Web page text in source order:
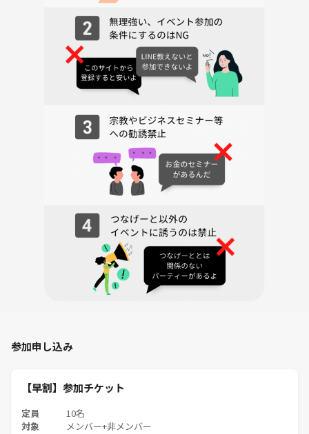
・ボードゲームには傷をつけたり、汚したりしないように気を付けてく
る行為は禁止としています。
※MLM、投資不動産、保険、宗教、タワマンパーティー、知り合い主催
の街コン、経済セミナーなどなど。。
・万が一、被害にあった場合は直ちに報告してください。迅速に厳しい
対応をとります。
・当イベント主催者である私、その他常連さんやお手伝いさん含めて、
マルチや宗教団体などとは一切関係ございません。
な行動や発言はお控えください！
【用意してるボードゲーム】
参加申し込み
【早割】参加チケット
定員 10名
対象 メンバー+非メンバー